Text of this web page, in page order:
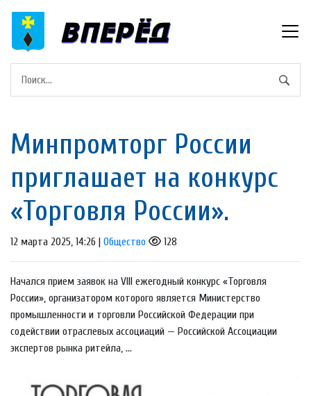
Минпромторг России
приглашает на конкурс
«Торговля России».
12 марта 2025, 14:26 | Общество 128
Начался прием заявок на VIII ежегодный конкурс «Торговля
России», организатором которого является Министерство
промышленности и торговли Российской Федерации при
содействии отраслевых ассоциаций — Российской Ассоциации
экспертов рынка ритейла, ...